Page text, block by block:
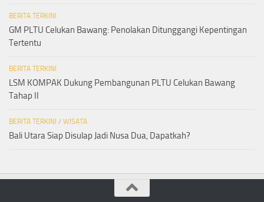
BERITA TERKINI
GM PLTU Celukan Bawang: Penolakan Ditunggangi Kepentingan
Tertentu
BERITA TERKINI
LSM KOMPAK Dukung Pembangunan PLTU Celukan Bawang
Tahap II
BERITA TERKINI / WISATA
Bali Utara Siap Disulap Jadi Nusa Dua, Dapatkah?